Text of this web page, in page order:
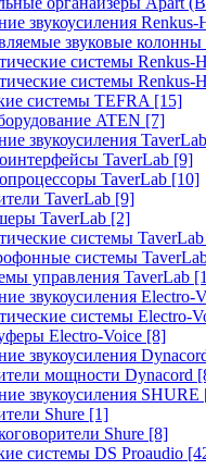
звукоусиления Renkus-
звуковые колонны
системы Renkus-
системы Renkus-
системы TEFRA [15]
ATEN [7]
звукоусиления TaverLab
TaverLab [9]
TaverLab [10]
TaverLab [9]
TaverLab [2]
системы TaverLab
системы
управления TaverLab
звукоусиления Electro-
системы Electro-
Electro-Voice [8]
звукоусиления
мощности Dynacord
звукоусиления SHURE
Shure [1]
Shure [8]
системы DS Proaudio